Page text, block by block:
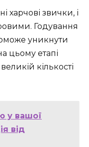
харчові звички, і
Годування
уникнути
цьому етапі
кількості
у вашої
від